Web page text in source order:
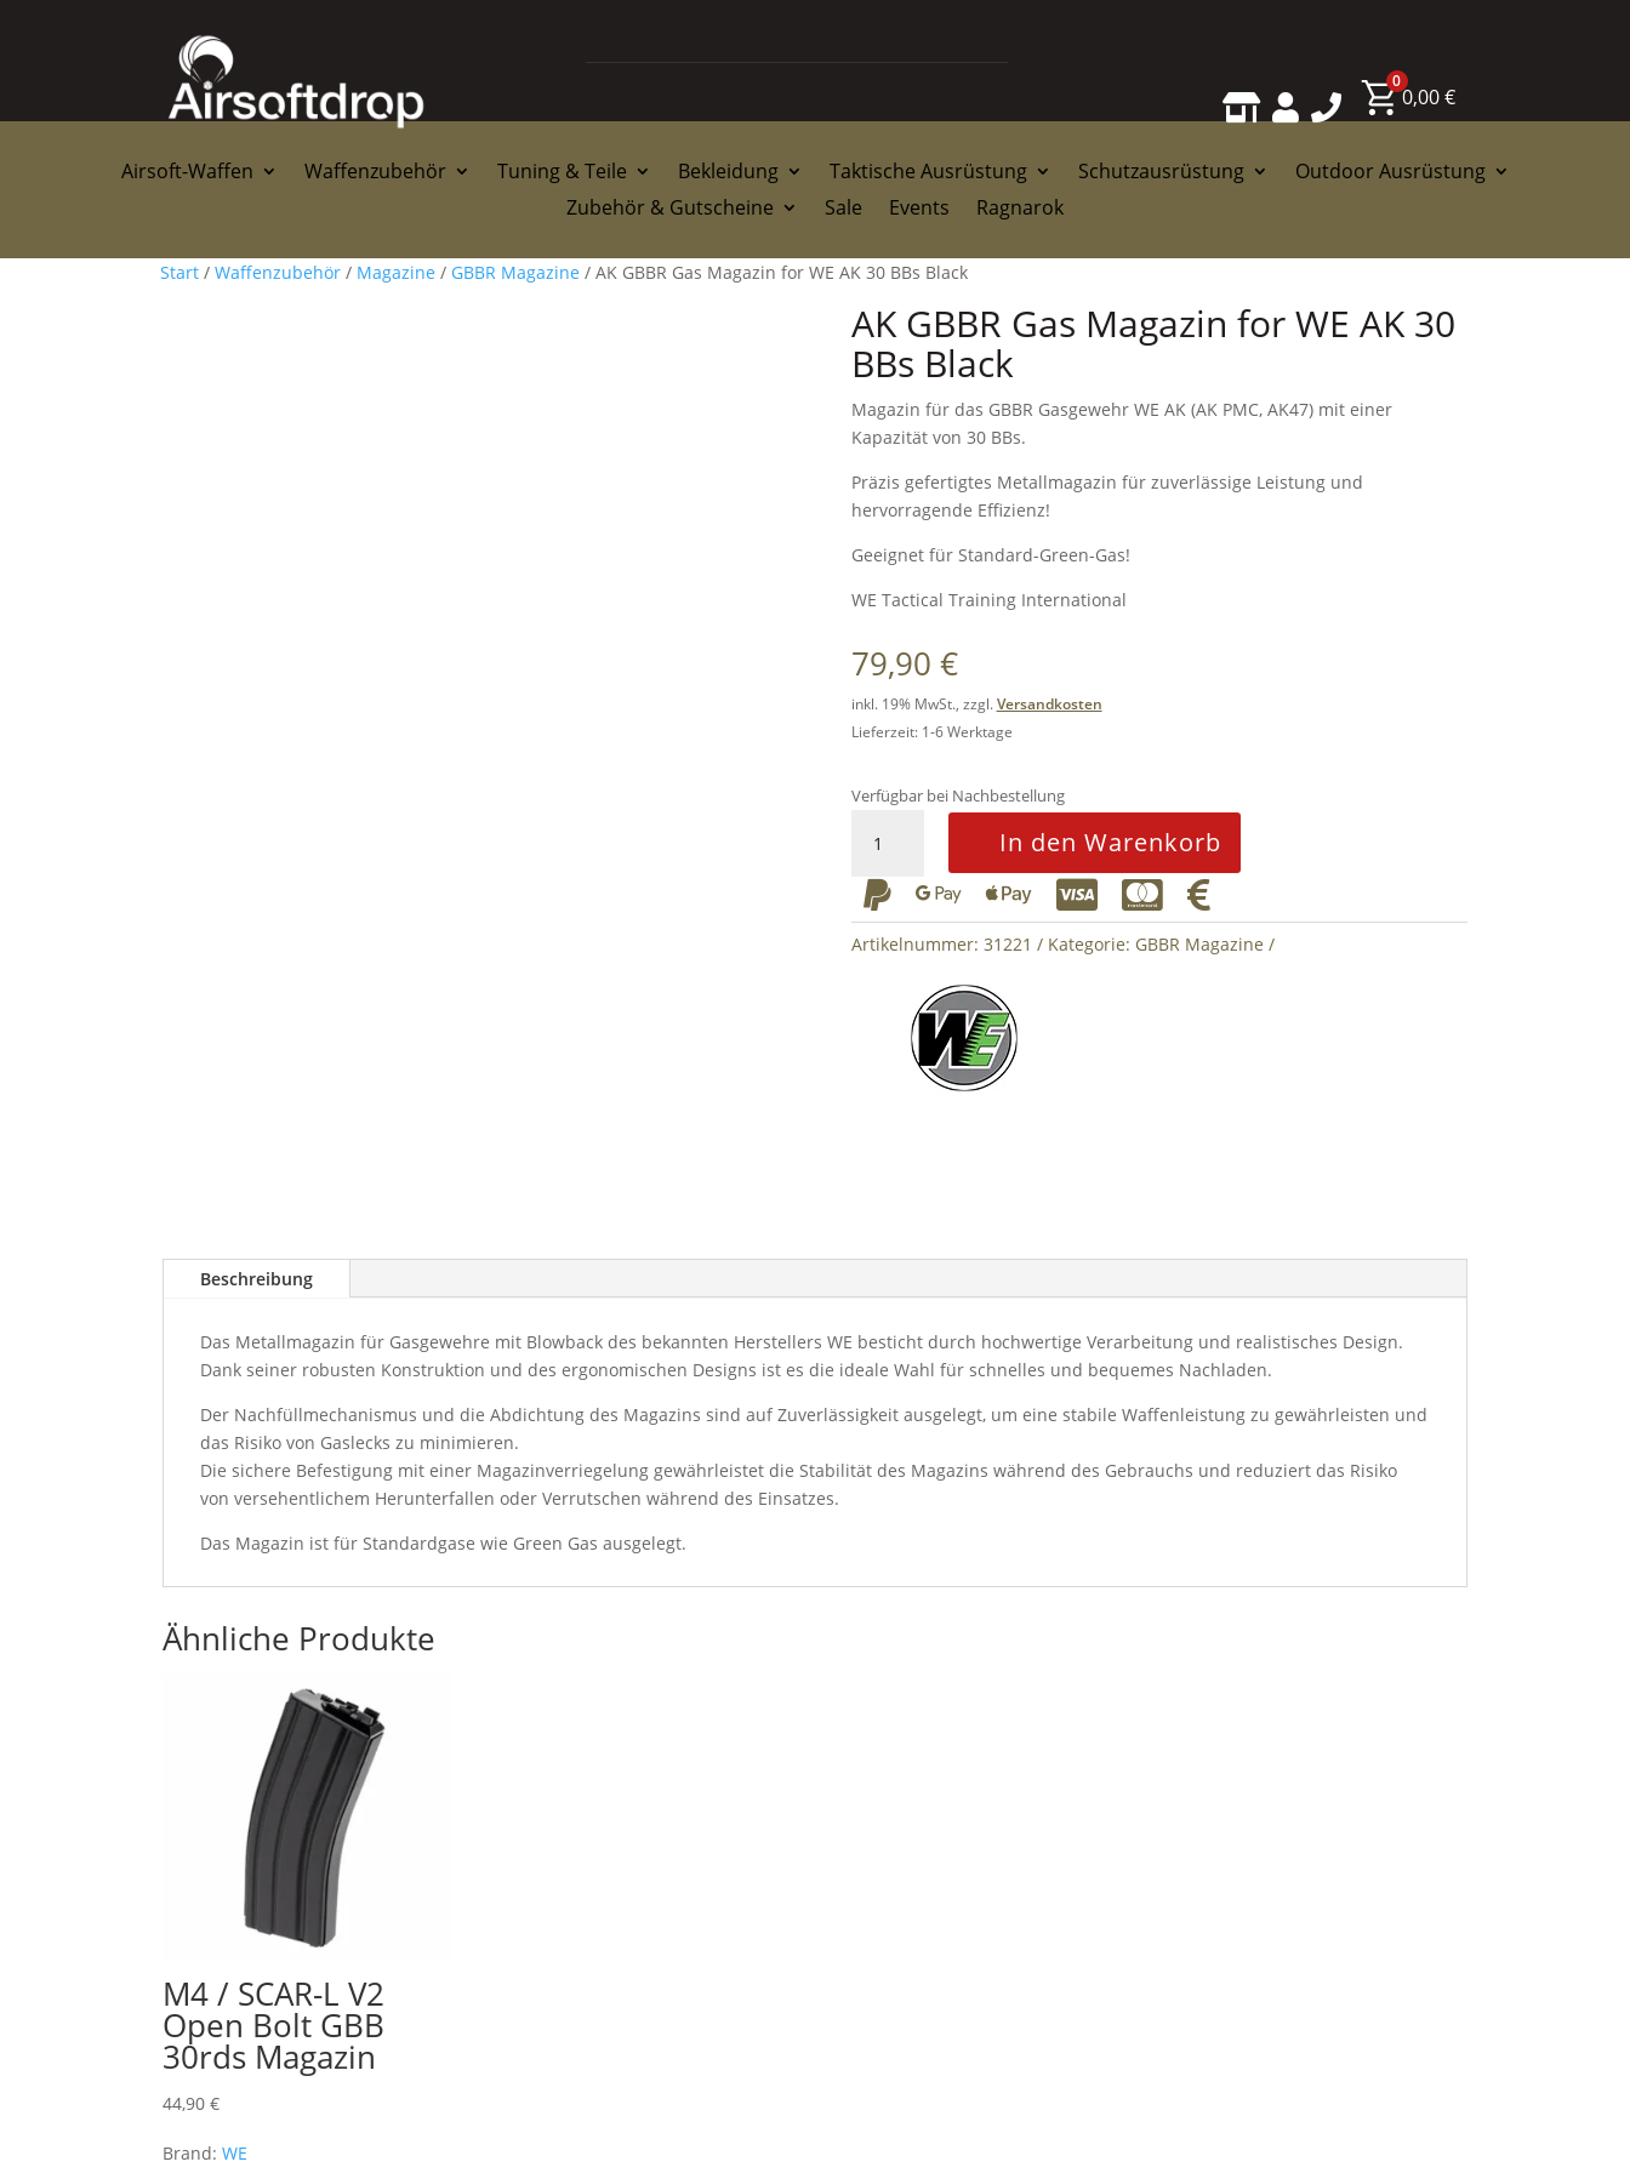
  
0
0,00€
Airsoft-Waffen Waffenzubehör Tuning & Teile Bekleidung Taktische Ausrüstung Schutzausrüstung
Outdoor Ausrüstung
Zubehör & Gutscheine
Sale Events Ragnarok
Start / Waffenzubehör / Magazine / GBBR Magazine / AK GBBR Gas Magazin for WE AK 30 BBs Black
AK GBBR Gas Magazin for WE AK 30
BBs Black
Magazin für das GBBR Gasgewehr WE AK (AK PMC, AK47) mit einer
Kapazität von 30 BBs.
Präzis gefertigtes Metallmagazin für zuverlässige Leistung und
hervorragende Effizienz!
Geeignet für Standard-Green-Gas!
WE Tactical Training International
79,90 €
inkl. 19% MwSt., zzgl.Versandkosten
Lieferzeit: 1-6 Werktage
Verfügbar bei Nachbestellung
GBBR
Gas
Magazin
for
In den Warenkorb
     
Artikelnummer: 31221 Kategorie: GBBR Magazine
Beschreibung
Das Metallmagazin für Gasgewehre mit Blowback des bekannten Herstellers WE besticht durch hochwertige Verarbeitung und realistisches Design.
Dank seiner robusten Konstruktion und des ergonomischen Designs ist es die ideale Wahl für schnelles und bequemes Nachladen.
Der Nachfüllmechanismus und die Abdichtung des Magazins sind auf Zuverlässigkeit ausgelegt, um eine stabile Waffenleistung zu gewährleisten und
das Risiko von Gaslecks zu minimieren.
Die sichere Befestigung mit einer Magazinverriegelung gewährleistet die Stabilität des Magazins während des Gebrauchs und reduziert das Risiko
von versehentlichem Herunterfallen oder Verrutschen während des Einsatzes.
Das Magazin ist für Standardgase wie Green Gas ausgelegt.
Ähnliche Produkte
M4 / SCAR-L V2
Open Bolt GBB
30rds Magazin
44,90€
Brand:WE